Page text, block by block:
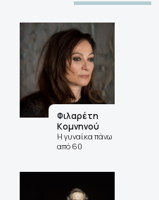
Φιλαρέτη
Κομνηνού
Η γυναίκα πάνω
από 60